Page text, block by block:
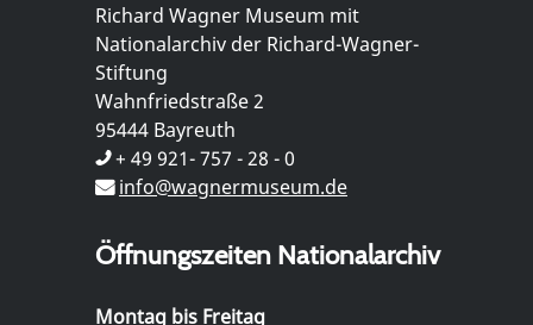
Richard Wagner Museum mit
Nationalarchiv der Richard-Wagner-
Stiftung
Wahnfriedstraße 2
95444 Bayreuth
+ 49 921- 757 - 28 - 0
info@wagnermuseum.de
Öffnungszeiten Nationalarchiv
Montag bis Freitag